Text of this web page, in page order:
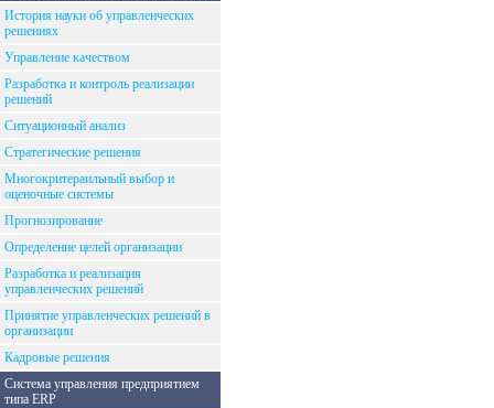
История науки об управленческих
решениях
Управление качеством
Разработка и контроль реализации
решений
Ситуационный анализ
Стратегические решения
Многокритераильный выбор и
оценочные системы
Прогнозирование
Определение целей организации
Разработка и реализация
управленческих решений
Принятие управленческих решений в
организации
Кадровые решения
Система управления предприятием
типа ERP